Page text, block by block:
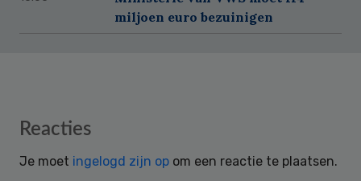
miljoen euro bezuinigen
Reader
Reacties
Je moet ingelogd zijn op om een reactie te plaatsen.